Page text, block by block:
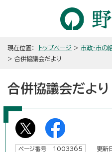
現在位置： トップページ > 市政・市の
> 合併協議会だより
合併協議会だより
ページ番号 1003365 更新